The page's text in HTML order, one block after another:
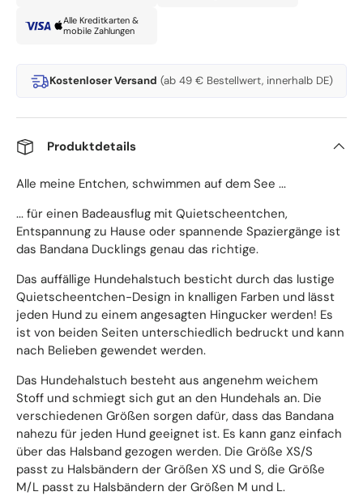
Alle Kreditkarten &
mobile Zahlungen
Kostenloser Versand (ab 49 € Bestellwert, innerhalb DE)
Produktdetails
Alle meine Entchen, schwimmen auf dem See ...
... für einen Badeausflug mit Quietscheentchen,
Entspannung zu Hause oder spannende Spaziergänge ist
das Bandana Ducklings genau das richtige.
Das auffällige Hundehalstuch besticht durch das lustige
Quietscheentchen-Design in knalligen Farben und lässt
jeden Hund zu einem angesagten Hingucker werden! Es
ist von beiden Seiten unterschiedlich bedruckt und kann
nach Belieben gewendet werden.
Das Hundehalstuch besteht aus angenehm weichem
Stoff und schmiegt sich gut an den Hundehals an. Die
verschiedenen Größen sorgen dafür, dass das Bandana
nahezu für jeden Hund geeignet ist. Es kann ganz einfach
über das Halsband gezogen werden. Die Größe XS/S
passt zu Halsbändern der Größen XS und S, die Größe
M/L passt zu Halsbändern der Größen M und L.